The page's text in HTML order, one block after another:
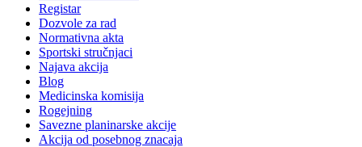
Registar
Dozvole za rad
Normativna akta
Sportski stručnjaci
Najava akcija
Blog
Medicinska komisija
Rogejning
Savezne planinarske akcije
Akcija od posebnog znacaja